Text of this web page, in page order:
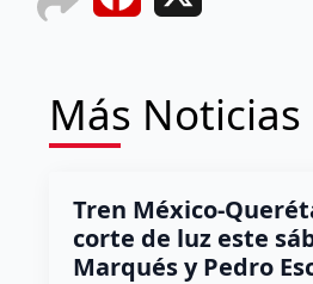
Más Noticias
Tren México-
corte de luz este
Marqués y Pedro